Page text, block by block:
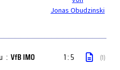
Jonas Obudzinski
: VfB IMO 1 : 5 (1)